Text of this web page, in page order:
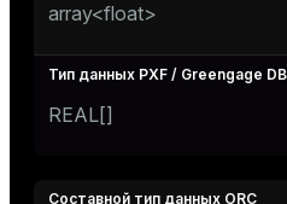
array<float>
REAL[]